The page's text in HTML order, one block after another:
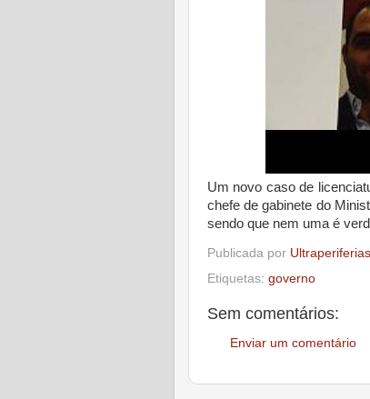
Um novo caso de
chefe de gabinete do
sendo que nem uma é
Publicada por
Etiquetas: governo
Sem comentários:
Enviar um comentário